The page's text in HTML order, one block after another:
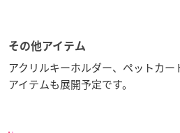
その他アイテム
アクリルキーホルダー、ペットカ
アイテムも展開予定です。